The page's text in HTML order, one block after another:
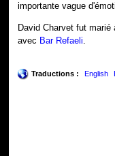
importante vague
David Charvet fut marié
avec Bar Refaeli.
Traductions : English